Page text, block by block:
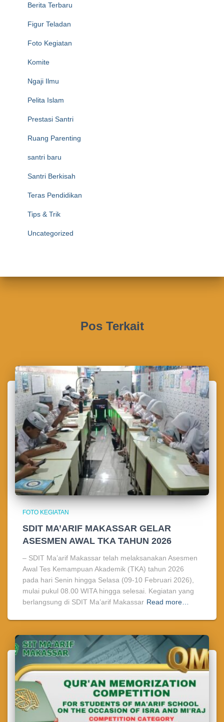
Berita Terbaru
Figur Teladan
Foto Kegiatan
Komite
Ngaji Ilmu
Pelita Islam
Prestasi Santri
Ruang Parenting
santri baru
Santri Berkisah
Teras Pendidikan
Tips & Trik
Uncategorized
Pos Terkait
FOTO KEGIATAN
SDIT MA’ARIF MAKASSAR GELAR
ASESMEN AWAL TKA TAHUN 2026
– SDIT Ma’arif Makassar telah melaksanakan Asesmen
Awal Tes Kemampuan Akademik (TKA) tahun 2026
pada hari Senin hingga Selasa (09-10 Februari 2026),
mulai pukul 08.00 WITA hingga selesai. Kegiatan yang
berlangsung di SDIT Ma’arif Makassar Read more…